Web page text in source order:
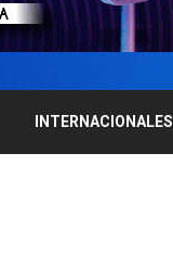
INTERNACIONALES